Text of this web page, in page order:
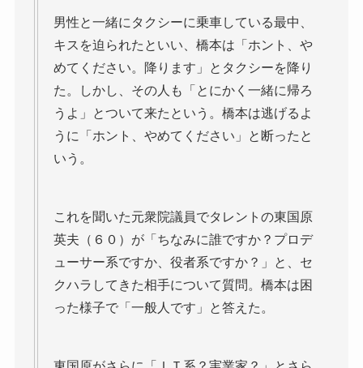
男性と一緒にタクシーに乗車している最中、
キスを迫られたといい、橋本は「ホント、や
めてください。降ります」とタクシーを降り
た。しかし、その人も「とにかく一緒に帰ろ
うよ」とついて来たという。橋本は逃げるよ
うに「ホント、やめてください」と断ったと
いう。
これを聞いた元衆院議員でタレントの東国原
英夫（６０）が「ちなみに誰ですか？プロデ
ューサー系ですか、役者系ですか？」と、セ
クハラしてきた相手について質問。橋本は困
った様子で「一般人です」と答えた。